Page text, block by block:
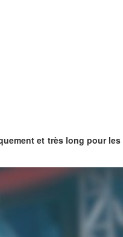
et très long pour les